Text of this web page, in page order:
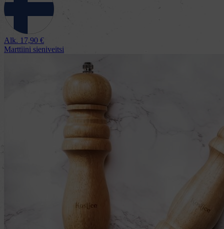
Alk. 17,90 €
Marttiini sieniveitsi